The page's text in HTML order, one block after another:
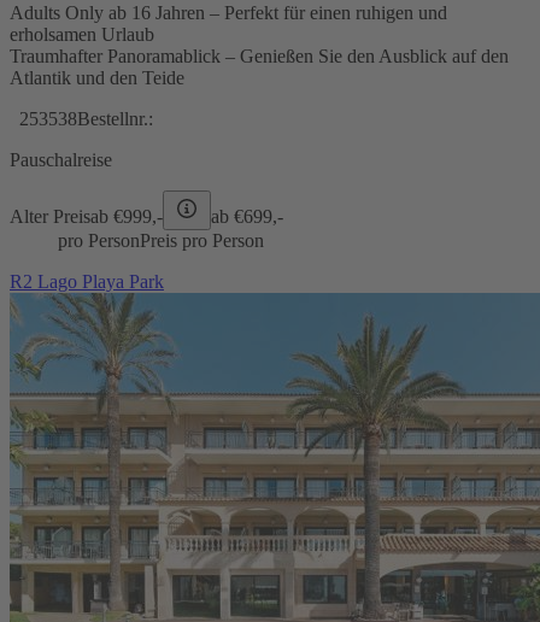
Adults Only ab 16 Jahren – Perfekt für einen ruhigen und
erholsamen Urlaub
Traumhafter Panoramablick – Genießen Sie den Ausblick auf den
Atlantik und den Teide
253538Bestellnr.:
Pauschalreise
Alter Preisab €999,- ab €699,-
pro PersonPreis pro Person
R2 Lago Playa Park